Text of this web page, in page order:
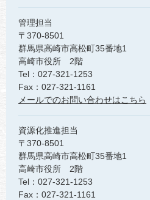
管理担当
〒370-8501
群馬県高崎市高松町35番地1
高崎市役所 2階
Tel：027-321-1253
Fax：027-321-1161
メールでのお問い合わせはこちら
資源化推進担当
〒370-8501
群馬県高崎市高松町35番地1
高崎市役所 2階
Tel：027-321-1253
Fax：027-321-1161